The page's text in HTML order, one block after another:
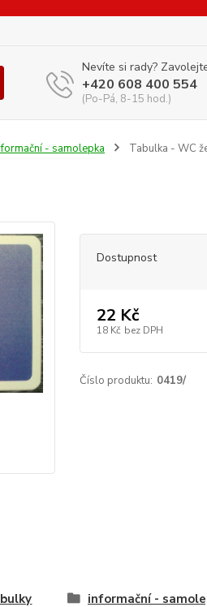
Nevíte si rady?
+420 608 400 554
(Po-Pá, 8-15 hod.)
- samolepka Tabulka - WC
Dostupnost
22 Kč
18 Kč bez DPH
Číslo produktu: 0419/
informační -